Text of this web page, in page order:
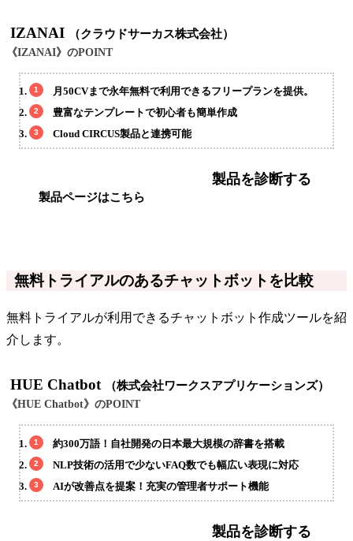
IZANAI （クラウドサーカス株式会社）
《IZANAI》のPOINT
月50CVまで永年無料で利用できるフリープランを提供。
豊富なテンプレートで初心者も簡単作成
Cloud CIRCUS製品と連携可能
製品ページはこちら
製品を診断する
無料トライアルのあるチャットボットを比較
無料トライアルが利用できるチャットボット作成ツールを紹
介します。
HUE Chatbot （株式会社ワークスアプリケーションズ）
《HUE Chatbot》のPOINT
約300万語！自社開発の日本最大規模の辞書を搭載
NLP技術の活用で少ないFAQ数でも幅広い表現に対応
AIが改善点を提案！充実の管理者サポート機能
製品を診断する